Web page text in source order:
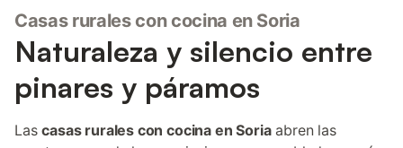
Casas rurales con cocina en Soria
Naturaleza y silencio entre
pinares y páramos
Lascasas rurales con cocina en Soriaabren las